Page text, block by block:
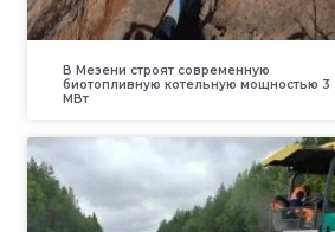
В Мезени строят современную
биотопливную котельную мощностью 3
МВт